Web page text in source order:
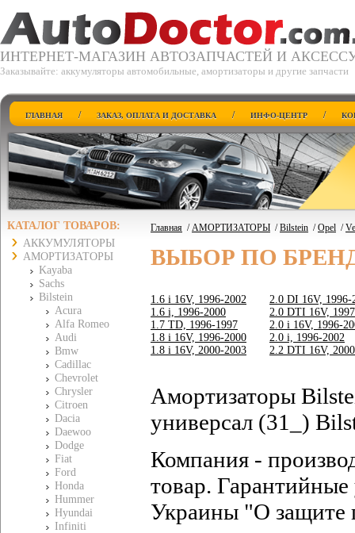
ИНТЕРНЕТ-МАГАЗИН АВТОЗАПЧАСТЕЙ И
Заказывайте: аккумуляторы автомобильные, амортизаторы и другие запчасти
ГЛАВНАЯ / ЗАКАЗ, ОПЛАТА И ДОСТАВКА / ИНФО-ЦЕНТР /
КАТАЛОГ ТОВАРОВ:
АККУМУЛЯТОРЫ
АМОРТИЗАТОРЫ
Kayaba
Sachs
Bilstein
Acura
Alfa Romeo
Audi
Bmw
Cadillac
Chevrolet
Chrysler
Citroen
Dacia
Daewoo
Dodge
Fiat
Ford
Honda
Hummer
Hyundai
Infiniti
Главная /АМОРТИЗАТОРЫ /Bilstein /Opel /
ВЫБОР ПО
1.6 i 16V, 1996-2002
1.6 i, 1996-2000
1.7 TD, 1996-1997
1.8 i 16V, 1996-2000
1.8 i 16V, 2000-2003
2.0 DI 16V, 1996-
2.0 DTI 16V,
2.0 i 16V, 1996-
2.0 i, 1996-2002
2.2 DTI 16V,
Амортизаторы
универсал (31_)
Компания -
товар. Гарантийные
Украины "О защите